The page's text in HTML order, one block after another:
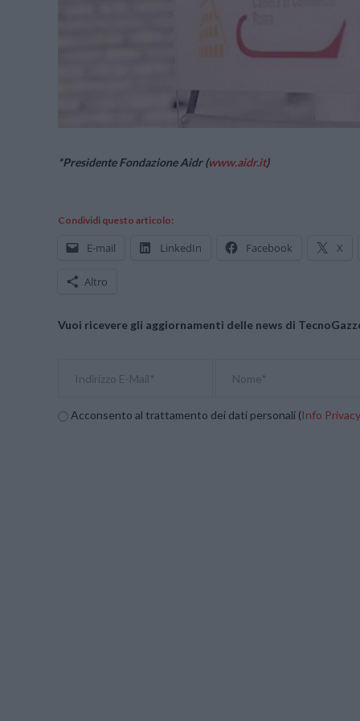
*Presidente Fondazione Aidr (www.aidr.it)
Condividi questo articolo:
E-mail LinkedIn Facebook X
Altro
Vuoi ricevere gli aggiornamenti delle news di
Acconsento al trattamento dei dati personali (Info Privacy